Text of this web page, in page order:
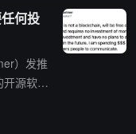
何投
）发推
开源软
们能够